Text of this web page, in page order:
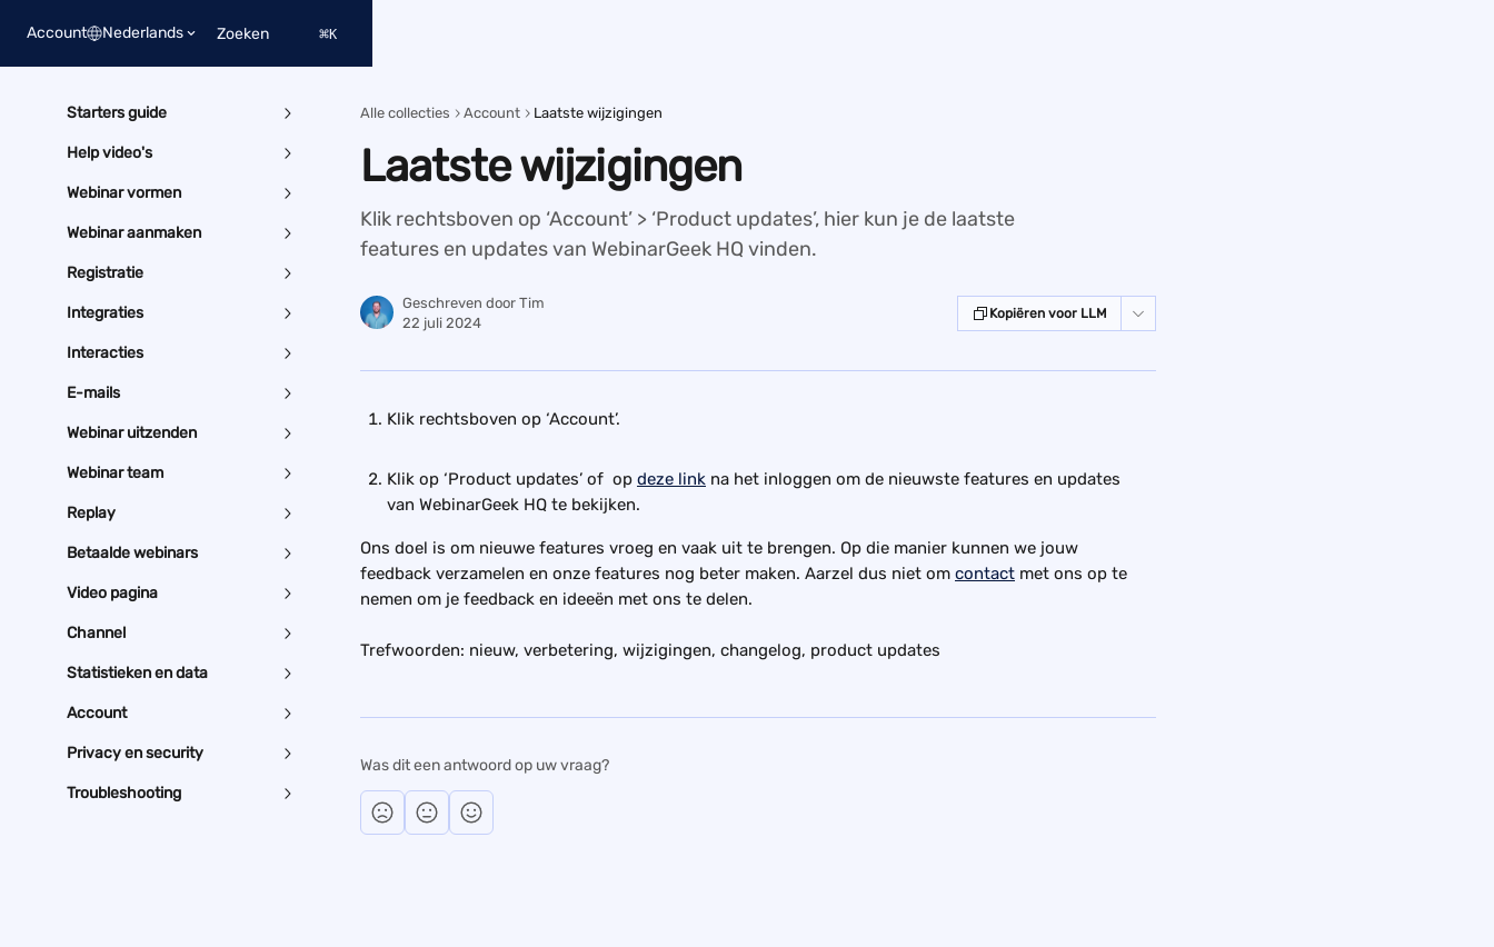
Account Nederlands Zoeken ⌘K
Starters guide
Help video's
Webinar vormen
Webinar aanmaken
Registratie
Integraties
Interacties
E-mails
Webinar uitzenden
Webinar team
Replay
Betaalde webinars
Video pagina
Channel
Statistieken en data
Account
Privacy en security
Troubleshooting
Alle collecties Account Laatste wijzigingen
Laatste wijzigingen
Klik rechtsboven op ‘Account’ > ‘Product updates’, hier kun je de laatste
features en updates van WebinarGeek HQ vinden.
Geschreven door Tim
22 juli 2024
Kopiëren voor LLM
Klik rechtsboven op ‘Account’.
Klik op ‘Product updates’ of  op deze link na het inloggen om de nieuwste features en updates
van WebinarGeek HQ te bekijken.
Ons doel is om nieuwe features vroeg en vaak uit te brengen. Op die manier kunnen we jouw
feedback verzamelen en onze features nog beter maken. Aarzel dus niet om contact met ons op te
nemen om je feedback en ideeën met ons te delen.
Trefwoorden: nieuw, verbetering, wijzigingen, changelog, product updates
Was dit een antwoord op uw vraag?